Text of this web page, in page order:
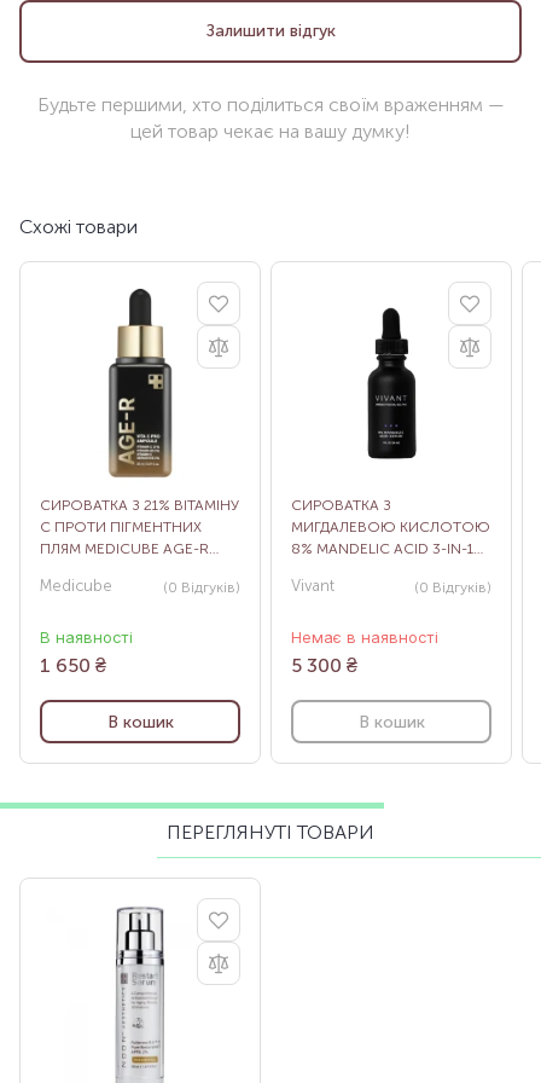
Залишити відгук
Будьте першими, хто поділиться своїм враженням —
цей товар чекає на вашу думку!
Схожі товари
СИРОВАТКА З 21% ВІТАМІНУ
С ПРОТИ ПІГМЕНТНИХ
ПЛЯМ MEDICUBE AGE-R
МЛ
Medicube (0 Відгуків)
В наявності
1 650 ₴
В кошик
СИРОВАТКА З
МИГДАЛЕВОЮ КИСЛОТОЮ
8% MANDELIC ACID 3-IN-1
Vivant (0 Відгуків)
Немає в наявності
5 300 ₴
В кошик
ПЕРЕГЛЯНУТІ ТОВАРИ